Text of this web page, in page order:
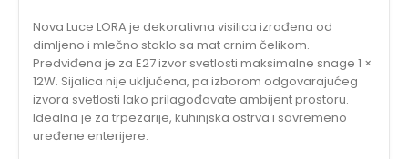
Nova Luce LORA je dekorativna visilica izrađena od
dimljeno i mlečno staklo sa mat crnim čelikom.
Predviđena je za E27 izvor svetlosti maksimalne snage 1 ×
12W. Sijalica nije uključena, pa izborom odgovarajućeg
izvora svetlosti lako prilagođavate ambijent prostoru.
Idealna je za trpezarije, kuhinjska ostrva i savremeno
uređene enterijere.